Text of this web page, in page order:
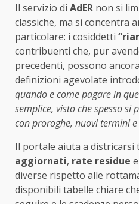
Il servizio di AdER non si
classiche, ma si concentra
particolare: i cosiddetti
contribuenti che, pur
precedenti, possono
definizioni agevolate
quando e come pagare in
semplice, visto che spesso si
con proroghe, nuovi termini
Il portale aiuta a districarsi
aggiornati, rate residue
diverse rispetto alle
disponibili tabelle chiare